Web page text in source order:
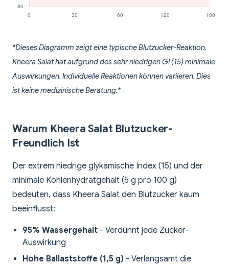
*Dieses Diagramm zeigt eine typische Blutzucker-Reaktion.
Kheera Salat hat aufgrund des sehr niedrigen GI (15) minimale
Auswirkungen. Individuelle Reaktionen können variieren. Dies
ist keine medizinische Beratung.*
Warum Kheera Salat Blutzucker-
Freundlich Ist
Der extrem niedrige glykämische Index (15) und der
minimale Kohlenhydratgehalt (5 g pro 100 g)
bedeuten, dass Kheera Salat den Blutzucker kaum
beeinflusst:
95% Wassergehalt - Verdünnt jede Zucker-
Auswirkung
Hohe Ballaststoffe (1,5 g) - Verlangsamt die